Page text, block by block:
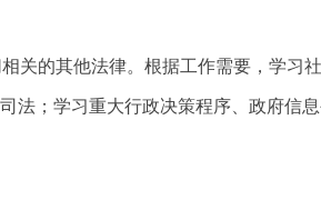
关的其他法律。根据工作需要，学习
法；学习重大行政决策程序、政府信